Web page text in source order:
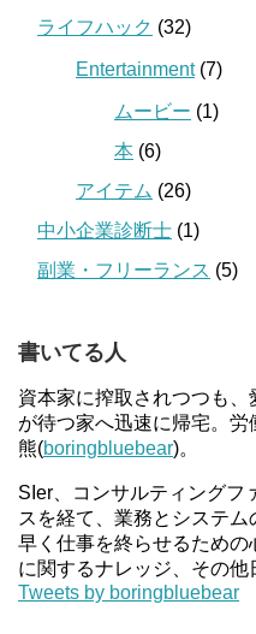
ライフハック (32)
Entertainment(7)
ムービー (1)
本 (6)
アイテム (26)
中小企業診断士 (1)
副業・フリーランス (5)
書いてる人
資本家に搾取されつつも、
が待つ家へ迅速に帰宅。労
熊(boringbluebear)。
SIer、コンサルティングフ
スを経て、業務とシステム
早く仕事を終らせるため
に関するナレッジ、その他
Tweets by boringbluebear